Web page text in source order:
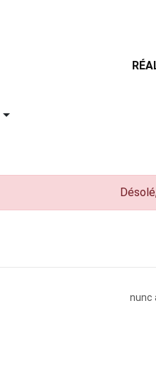
nunc